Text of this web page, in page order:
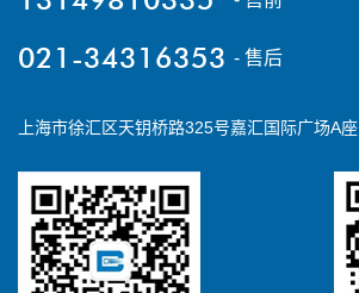
021-34316353 - 售后
上海市徐汇区天钥桥路325号嘉汇国际广场A座